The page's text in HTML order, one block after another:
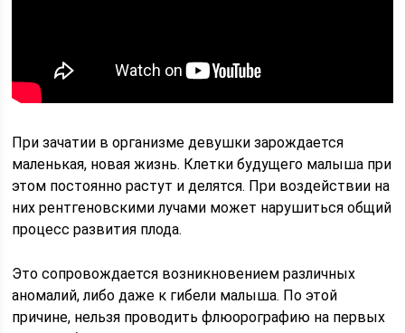
При зачатии в организме девушки зарождается
маленькая, новая жизнь. Клетки будущего малыша при
этом постоянно растут и делятся. При воздействии на
них рентгеновскими лучами может нарушиться общий
процесс развития плода.
Это сопровождается возникновением различных
аномалий, либо даже к гибели малыша. По этой
причине, нельзя проводить флюорографию на первых